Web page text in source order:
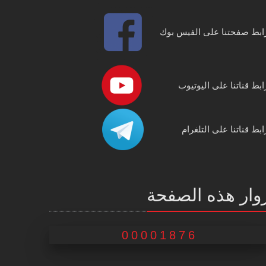
صفحتنا على الفيس بوك
قناتنا على اليوتيوب
قناتنا على التلغرام
هذه الصفحة
00001876